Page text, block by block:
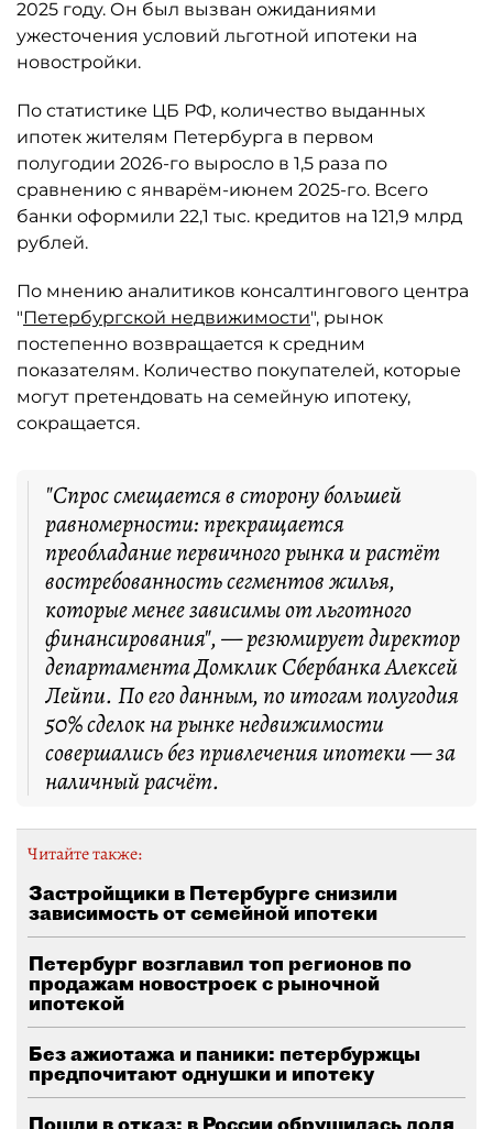
2025 году. Он был вызван ожиданиями
ужесточения условий льготной ипотеки на
новостройки.
По статистике ЦБ РФ, количество выданных
ипотек жителям Петербурга в первом
полугодии 2026-го выросло в 1,5 раза по
сравнению с январём-июнем 2025-го. Всего
банки оформили 22,1 тыс. кредитов на 121,9 млрд
рублей.
По мнению аналитиков консалтингового центра
"Петербургской недвижимости", рынок
постепенно возвращается к средним
показателям. Количество покупателей, которые
могут претендовать на семейную ипотеку,
сокращается.
"Спрос смещается в сторону большей
равномерности: прекращается
преобладание первичного рынка и растёт
востребованность сегментов жилья,
которые менее зависимы от льготного
финансирования", — резюмирует директор
департамента Домклик Сбербанка Алексей
Лейпи. По его данным, по итогам полугодия
50% сделок на рынке недвижимости
совершались без привлечения ипотеки — за
наличный расчёт.
Читайте также:
Застройщики в Петербурге снизили
зависимость от семейной ипотеки
Петербург возглавил топ регионов по
продажам новостроек с рыночной
ипотекой
Без ажиотажа и паники: петербуржцы
предпочитают однушки и ипотеку